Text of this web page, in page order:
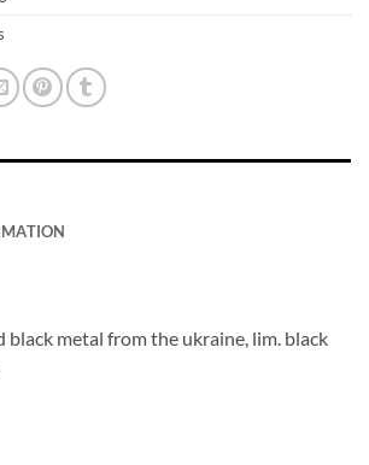
black metal from the ukraine, lim. black